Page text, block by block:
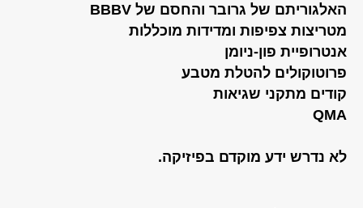
האלגוריתם של גרובר והחסם של BBBV
מטריצות צפיפות ומדידות מוכללות
אנטרופיית פון-ניומן
פרוטוקולים להטלת מטבע
קודים מתקני שגיאות
QMA
לא נדרש ידע מוקדם בפיזיקה.